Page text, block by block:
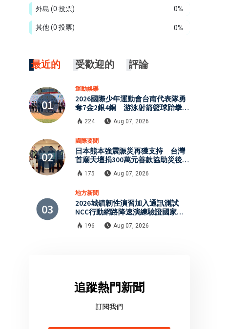
0%
外島 (0 投票)
0%
其他(0 投票)
最近的 受歡迎的 評論
運動娛樂
2026國際少年運動會台南代表隊勇
奪7金2銀4銅 游泳射箭籃球跆拳道
展現青年競技實力
224 Aug 07, 2026
國際要聞
日本熊本強震賑災再獲支持 台灣
首廟天壇捐300萬元善款協助災後復
原
175 Aug 07, 2026
地方新聞
2026城鎮韌性演習加入通訊測試
NCC行動網路降速演練驗證國家通
訊防護能力
196 Aug 07, 2026
追蹤熱門新聞
訂閱我們